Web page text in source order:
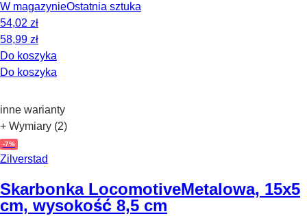
W magazynieOstatnia sztuka
54,02 zł
58,99 zł
Do koszyka
Do koszyka
inne warianty
+ Wymiary (2)
-7%
Zilverstad
Skarbonka LocomotiveMetalowa, 15x5
cm, wysokość 8,5 cm